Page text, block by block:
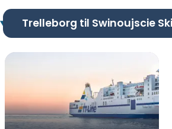
Trelleborg til Swinoujscie